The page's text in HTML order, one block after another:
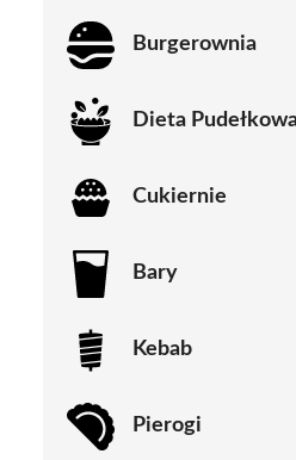
Burgerownia
Dieta
Cukiernie
Bary
Kebab
Pierogi